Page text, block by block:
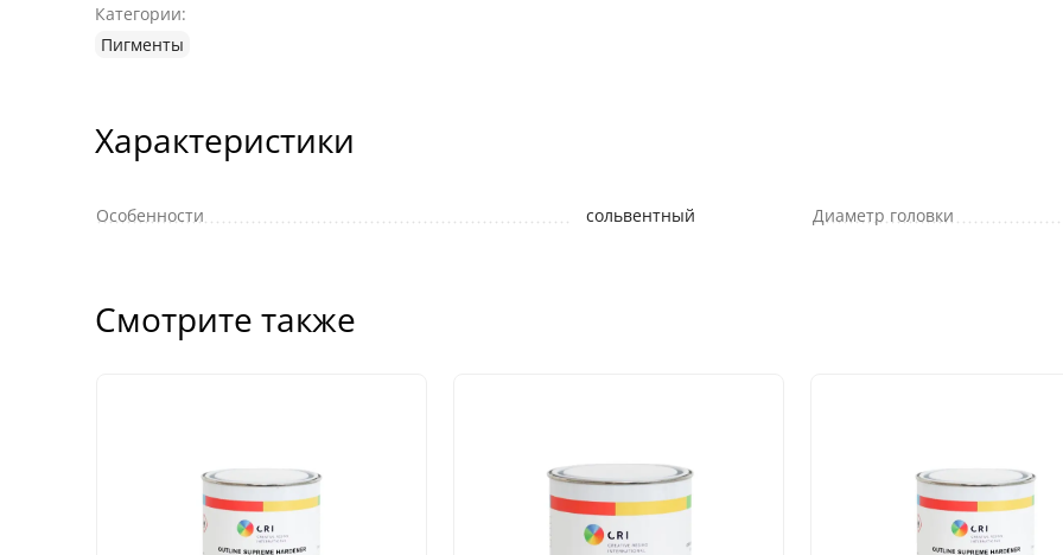
Категории:
Пигменты
Характеристики
Особенности сольвентный Диаметр головки
Смотрите также